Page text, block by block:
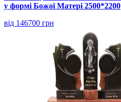
у формі Божої Матері 2500*2200
від 146700 грн